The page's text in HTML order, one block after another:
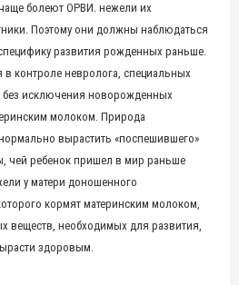
болеют ОРВИ. нежели их
Поэтому они должны наблюдаться
развития рожденных раньше.
в контроле невролога, специальных
без исключения новорожденных
молоком. Природа
вырастить «поспешившего»
ребенок пришел в мир раньше
у матери доношенного
кормят материнским молоком,
веществ, необходимых для развития,
здоровым.